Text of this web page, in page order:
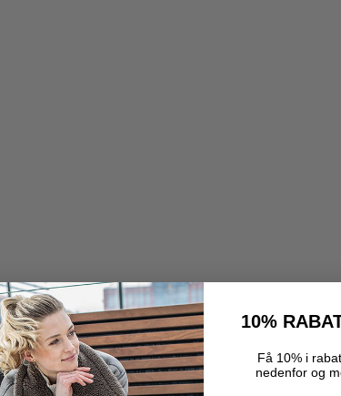
10%
Få 10% i
nedenfor og